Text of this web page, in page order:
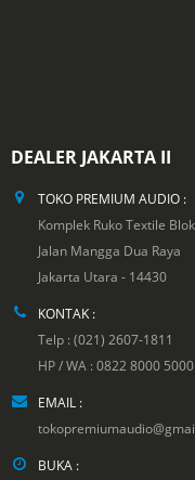
DEALER JAKARTA II
TOKO PREMIUM AUDIO :
Komplek Ruko Textile
Jalan Mangga Dua Raya
Jakarta Utara - 14430
KONTAK :
Telp : (021) 2607-1811
HP / WA : 0822 8000 5000
EMAIL :
BUKA :